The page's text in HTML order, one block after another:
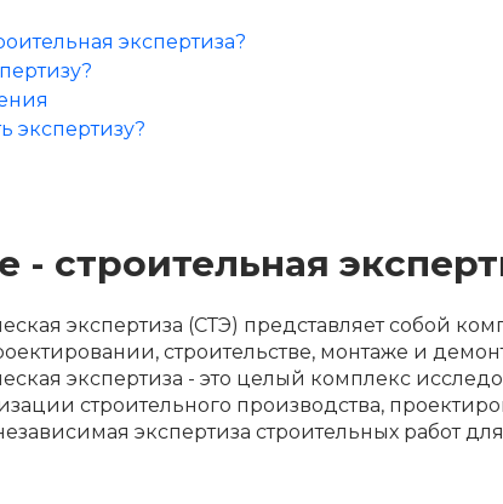
экспертиза?
экспертизу?
- строительная
экспертиза (СТЭ) представляет собой
строительстве, монтаже и
экспертиза - это целый комплекс
строительного производства,
экспертиза строительных работ